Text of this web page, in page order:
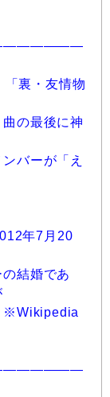
「裏・友情物
の最後に神
バーが「え
年7月20
の結婚であ
※Wikipedia